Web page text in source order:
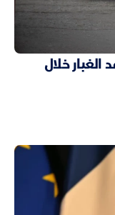
الغبار خلال